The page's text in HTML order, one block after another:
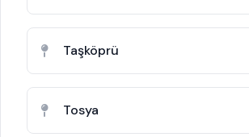
Taşköprü
Tosya